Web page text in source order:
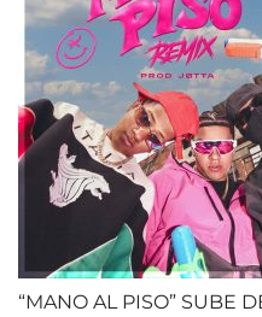
“MANO AL PISO” SUBE